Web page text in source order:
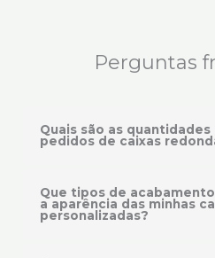
Perguntas
Quais são as quantidades
pedidos de caixas
Que tipos de
a aparência das minhas
personalizadas?